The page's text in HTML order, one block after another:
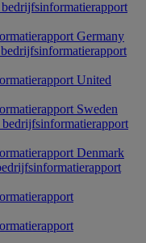
Germany
United
Sweden
Denmark